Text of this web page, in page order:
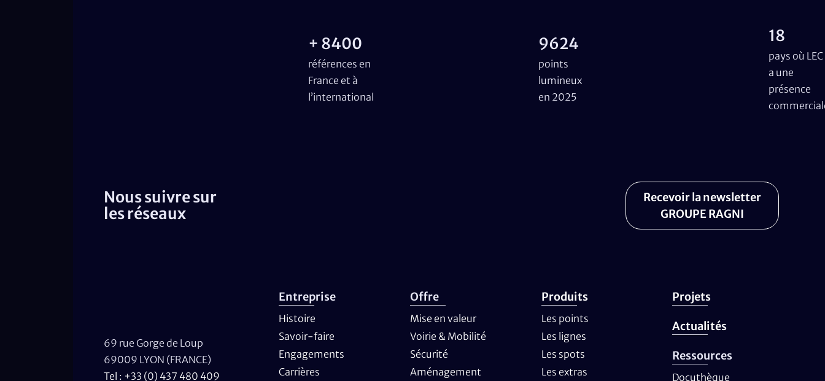
+ 8400
références en
France et à
l’international
9624
points
lumineux
en 2025
18
pays où LEC
a une
présence
Nous suivre sur
les réseaux
Recevoir la newsletter
GROUPE RAGNI
69 rue Gorge de Loup
69009 LYON (FRANCE)
Tel : +33 (0) 437 480 409
Entreprise
Histoire
Savoir-faire
Engagements
Carrières
Offre
Mise en valeur
Voirie & Mobilité
Sécurité
Aménagement
Produits
Les points
Les lignes
Les spots
Les extras
Projets
Actualités
Ressources
Docuthèque